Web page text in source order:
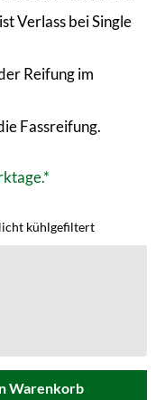
Verlass bei Single
Reifung im
Fassreifung.
kühlgefiltert
Warenkorb